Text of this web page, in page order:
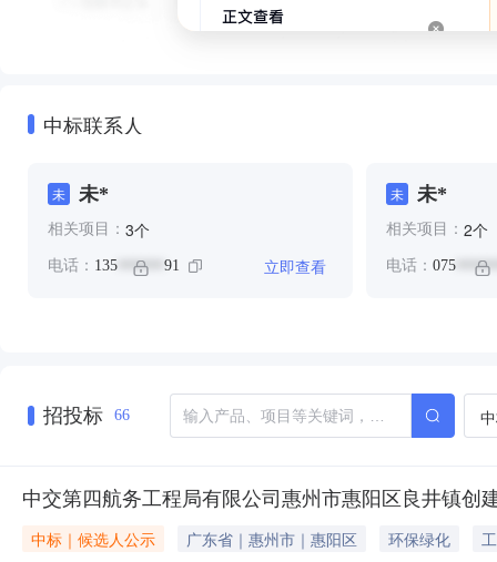
中标联系人
未 未*
相关项目： 3个
电话： 135 ****** 91 立即查看
未 未*
相关项目： 2个
电话： 075
招投标 66
中交第四航务工程局有限公司惠州市惠阳区良井镇
中标｜候选人公示 广东省｜惠州市｜惠阳区 环保绿化